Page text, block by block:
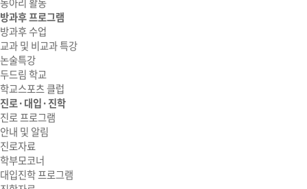
방과후 프로그램
방과후 수업
교과 및 비교과 특강
논술특강
두드림 학교
학교스포츠 클럽
진로·대입·진학
진로 프로그램
안내 및 알림
진로자료
학부모코너
대입진학 프로그램